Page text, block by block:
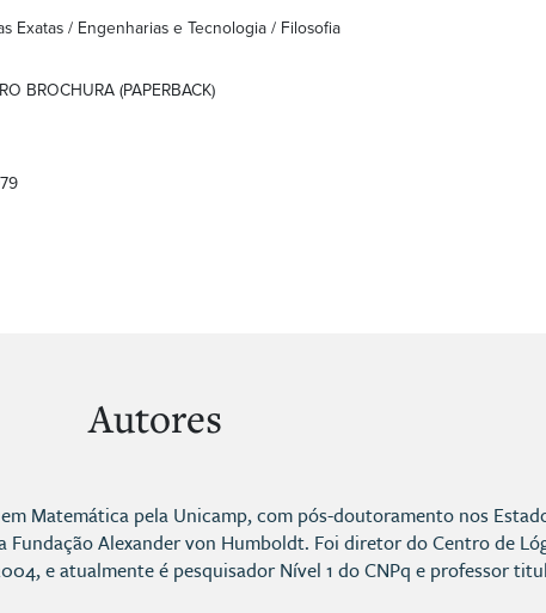
Exatas / Engenharias e Tecnologia / Filosofia
BROCHURA (PAPERBACK)
Autores
Matemática pela Unicamp, com pós-doutoramento nos
Alexander von Humboldt. Foi diretor do Centro de
e atualmente é pesquisador Nível 1 do CNPq e professor